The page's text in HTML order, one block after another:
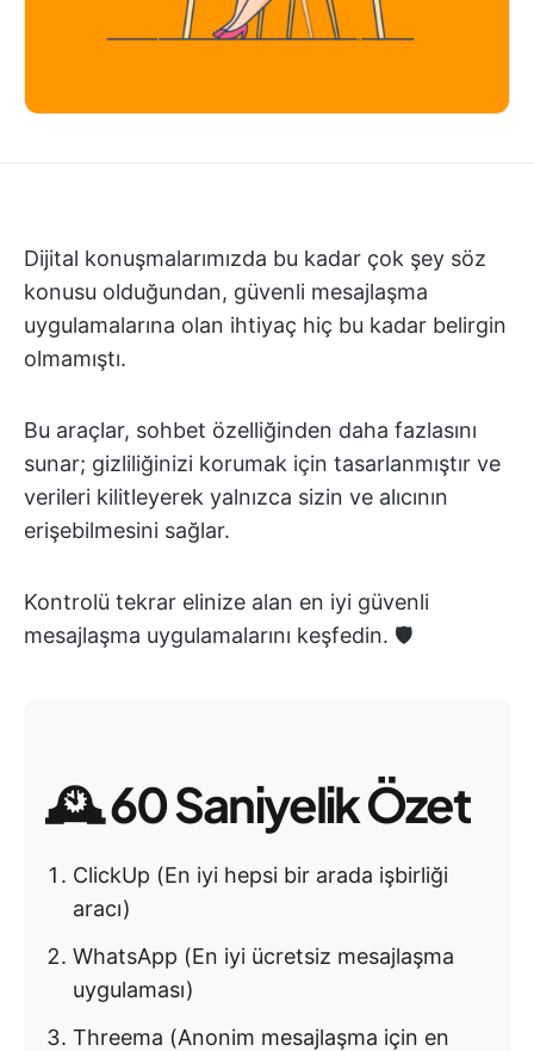
Dijital konuşmalarımızda bu kadar çok şey söz
konusu olduğundan, güvenli mesajlaşma
uygulamalarına olan ihtiyaç hiç bu kadar belirgin
olmamıştı.
Bu araçlar, sohbet özelliğinden daha fazlasını
sunar; gizliliğinizi korumak için tasarlanmıştır ve
verileri kilitleyerek yalnızca sizin ve alıcının
erişebilmesini sağlar.
Kontrolü tekrar elinize alan en iyi güvenli
mesajlaşma uygulamalarını keşfedin. 🛡️
🕰️60 Saniyelik Özet
ClickUp (En iyi hepsi bir arada işbirliği
aracı)
WhatsApp (En iyi ücretsiz mesajlaşma
uygulaması)
Threema (Anonim mesajlaşma için en